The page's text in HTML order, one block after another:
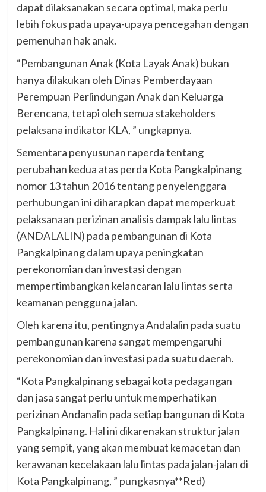
dapat dilaksanakan secara optimal, maka perlu
lebih fokus pada upaya-upaya pencegahan dengan
pemenuhan hak anak.
“Pembangunan Anak (Kota Layak Anak) bukan
hanya dilakukan oleh Dinas Pemberdayaan
Perempuan Perlindungan Anak dan Keluarga
Berencana, tetapi oleh semua stakeholders
pelaksana indikator KLA, ” ungkapnya.
Sementara penyusunan raperda tentang
perubahan kedua atas perda Kota Pangkalpinang
nomor 13 tahun 2016 tentang penyelenggara
perhubungan ini diharapkan dapat memperkuat
pelaksanaan perizinan analisis dampak lalu lintas
(ANDALALIN) pada pembangunan di Kota
Pangkalpinang dalam upaya peningkatan
perekonomian dan investasi dengan
mempertimbangkan kelancaran lalu lintas serta
keamanan pengguna jalan.
Oleh karena itu, pentingnya Andalalin pada suatu
pembangunan karena sangat mempengaruhi
perekonomian dan investasi pada suatu daerah.
“Kota Pangkalpinang sebagai kota pedagangan
dan jasa sangat perlu untuk memperhatikan
perizinan Andanalin pada setiap bangunan di Kota
Pangkalpinang. Hal ini dikarenakan struktur jalan
yang sempit, yang akan membuat kemacetan dan
kerawanan kecelakaan lalu lintas pada jalan-jalan di
Kota Pangkalpinang, ” pungkasnya**Red)